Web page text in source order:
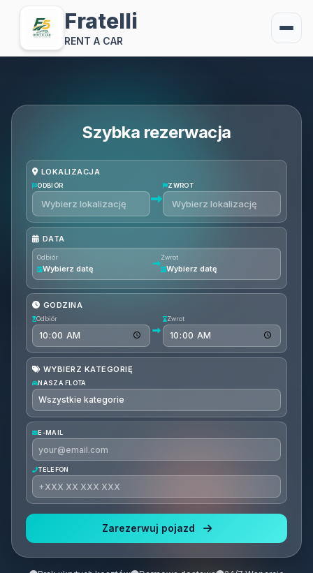
Fratelli
RENT A CAR
Szybka rezerwacja
LOKALIZACJA
ODBIÓR ZWROT
DATA
Odbiór
Wybierz datę
Zwrot
Wybierz datę
GODZINA
Odbiór Zwrot
WYBIERZ KATEGORIĘ
NASZA FLOTA
E-MAIL
TELEFON
Zarezerwuj pojazd